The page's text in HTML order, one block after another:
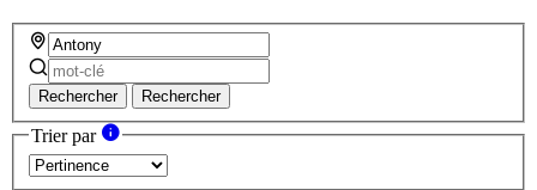
Rechercher Rechercher
Trier par